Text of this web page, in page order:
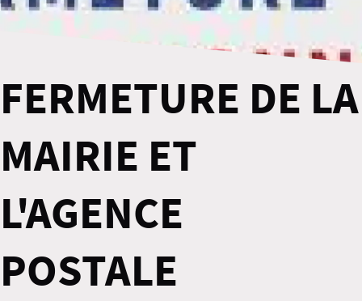
FERMETURE DE LA
MAIRIE ET
L'AGENCE
POSTALE